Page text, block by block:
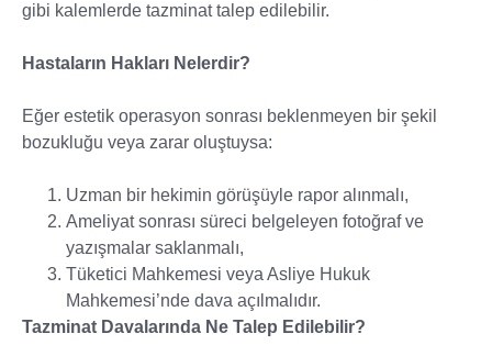
gibi kalemlerde tazminat talep edilebilir.
Hastaların Hakları Nelerdir?
Eğer estetik operasyon sonrası beklenmeyen bir şekil
bozukluğu veya zarar oluştuysa:
Uzman bir hekimin görüşüyle rapor alınmalı,
Ameliyat sonrası süreci belgeleyen fotoğraf ve
yazışmalar saklanmalı,
Tüketici Mahkemesi veya Asliye Hukuk
Mahkemesi’nde dava açılmalıdır.
Tazminat Davalarında Ne Talep Edilebilir?